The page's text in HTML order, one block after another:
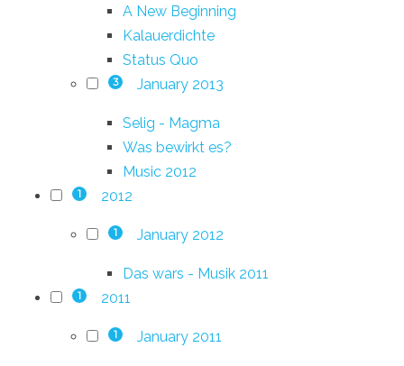
A New Beginning
Kalauerdichte
Status Quo
3 January 2013
Selig - Magma
Was bewirkt es?
Music 2012
1 2012
1 January 2012
Das wars - Musik 2011
1 2011
1 January 2011